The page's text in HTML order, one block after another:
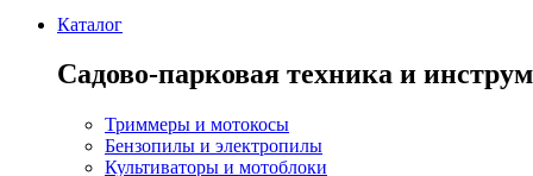
Каталог
Садово-парковая техника и
Триммеры и мотокосы
Бензопилы и электропилы
Культиваторы и мотоблоки